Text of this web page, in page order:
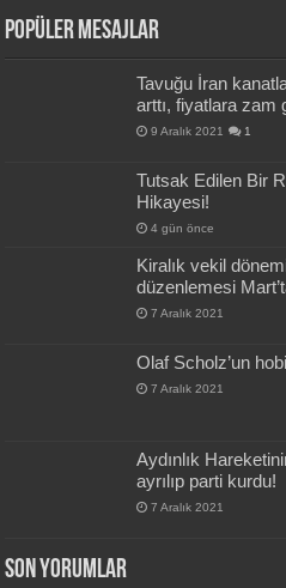
Popüler Mesajlar
Tavuğu İran
arttı, fiyatlara zam
9 Aralık 2021 1
Tutsak Edilen Bir
Hikayesi!
4 gün önce
Kiralık vekil
düzenlemesi
7 Aralık 2021
Olaf Scholz’un
7 Aralık 2021
Aydınlık
ayrılıp parti kurdu!
7 Aralık 2021
Son Yorumlar